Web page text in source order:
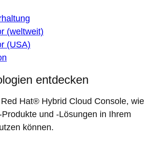
(weltweit)
(USA)
entdecken
Hat® Hybrid Cloud Console, wie
und -Lösungen in Ihrem
können.